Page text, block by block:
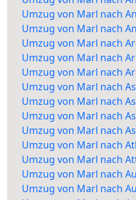
Umzug von Marl nach
Umzug von Marl nach
Umzug von Marl nach
Umzug von Marl nach
Umzug von Marl nach
Umzug von Marl nach As
Umzug von Marl nach
Umzug von Marl nach
Umzug von Marl nach
Umzug von Marl nach
Umzug von Marl nach
Umzug von Marl nach
Umzug von Marl nach